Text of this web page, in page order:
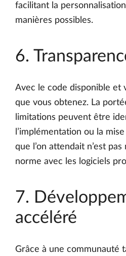
facilitant la
manières possibles.
6.
Avec le code disponible et
que vous obtenez. La
limitations peuvent être
l’implémentation ou la
que l’on attendait n’est
norme avec les logiciels
7.
accéléré
Grâce à une communauté